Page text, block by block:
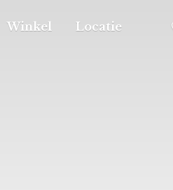
Winkel Locatie